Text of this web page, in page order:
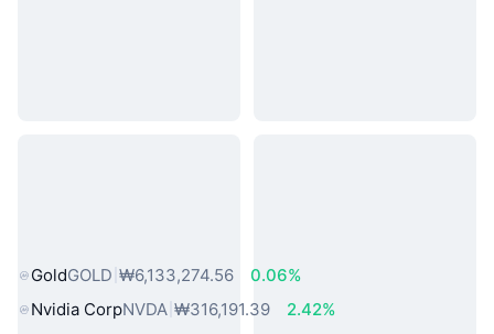
GoldGOLD ₩6,133,274.56
0.06%
Nvidia CorpNVDA ₩316,191.39
2.42%